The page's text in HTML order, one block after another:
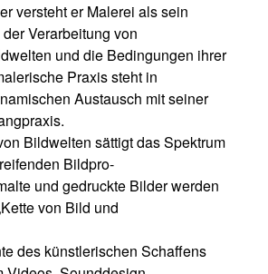
versteht er Malerei als sein
Verarbeitung von
und die Bedingungen ihrer
Praxis steht in
Austausch mit seiner
Bildwelten sättigt das Spektrum
Bildpro-
und gedruckte Bilder werden
von Bild und
des künstlerischen Schaffens